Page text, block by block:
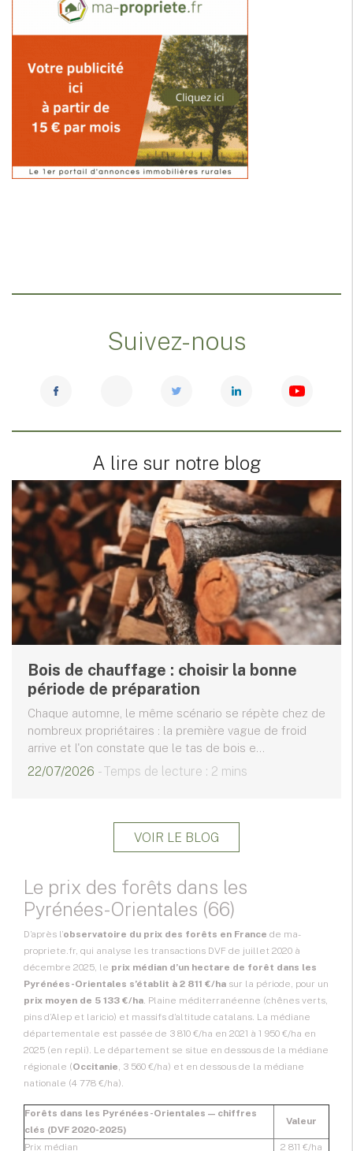
Suivez-nous
A lire sur notre blog
Bois de chauffage : choisir la bonne
période de préparation
Chaque automne, le même scénario se répète chez de
nombreux propriétaires : la première vague de froid
arrive et l'on constate que le tas de bois e...
22/07/2026 - Temps de lecture : 2 mins
VOIR LE BLOG
Le prix des forêts dans les
Pyrénées-Orientales (66)
D’après l’observatoire du prix des forêts en France de ma-
propriete.fr, qui analyse les transactions DVF de juillet 2020 à
décembre 2025, le prix médian d’un hectare de forêt dans les
Pyrénées-Orientales s’établit à 2 811 €/ha sur la période, pour un
prix moyen de 5 133 €/ha. Plaine méditerranéenne (chênes verts,
pins d’Alep et laricio) et massifs d’altitude catalans. La médiane
départementale est passée de 3 810 €/ha en 2021 à 1 950 €/ha en
2025 (en repli). Le département se situe en dessous de la médiane
régionale (Occitanie, 3 560 €/ha) et en dessous de la médiane
nationale (4 778 €/ha).
Forêts dans les Pyrénées-Orientales — chiffres
clés (DVF 2020-2025)
Valeur
Prix médian 2 811 €/ha